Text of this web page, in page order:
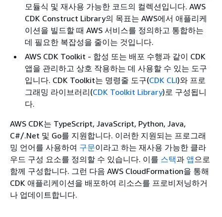
모듈식 및 재사용 가능한 코드의 컬렉션입니다. AWS
CDK Construct Library의 목표는 AWS에서 애플리케
이션을 빌드할 때 AWS 서비스를 정의하고 통합하는
데 필요한 복잡성을 줄이는 것입니다.
AWS CDK Toolkit - 합성 또는 배포 수행과 같이 CDK
앱을 관리하고 상호 작용하는 데 사용할 수 있는 도구
입니다. CDK Toolkit는 명령줄 도구(CDK CLI)와 프로
그래밍 라이브러리(CDK Toolkit Library)로 구성됩니
다.
AWS CDK는 TypeScript, JavaScript, Python, Java,
C#/.Net 및 Go를 지원합니다. 이러한 지원되는 프로그래
밍 언어를 사용하여 구문이라고 하는 재사용 가능한 클라
우드 구성 요소를 정의할 수 있습니다. 이를 스택과 앱으로
함께 구성합니다. 그런 다음 AWS CloudFormation을 통해
CDK 애플리케이션을 배포하여 리소스를 프로비저닝하거
나 업데이트합니다.